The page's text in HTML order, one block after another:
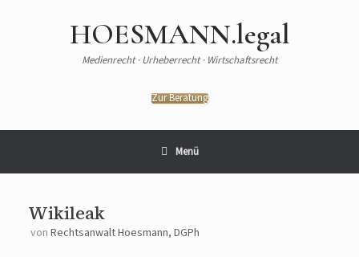
HOESMANN.legal
Medienrecht · Urheberrecht · Wirtschaftsrecht
Zur Beratung
Menü
Wikileak
von Rechtsanwalt Hoesmann, DGPh